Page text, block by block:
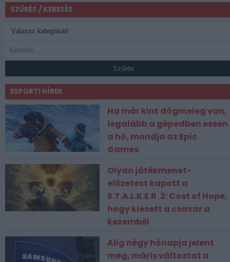
SZŰRÉS / KERESÉS
Szűrés
ESPORT1 HÍREK
Ha már kint dögmeleg van,
legalább a gépedben essen
a hó, mondja az Epic
Games
Olyan játékmenet-
előzetest kapott a
S.T.A.L.K.E.R. 2: Cost of Hope,
hogy kiesett a csavar a
kezemből
Alig négy hónapja jelent
meg, máris változtat a